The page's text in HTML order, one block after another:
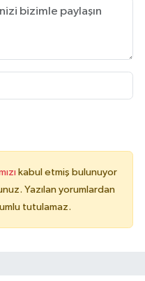
kabul etmiş bulunuyor
Yazılan yorumlardan
tutulamaz.